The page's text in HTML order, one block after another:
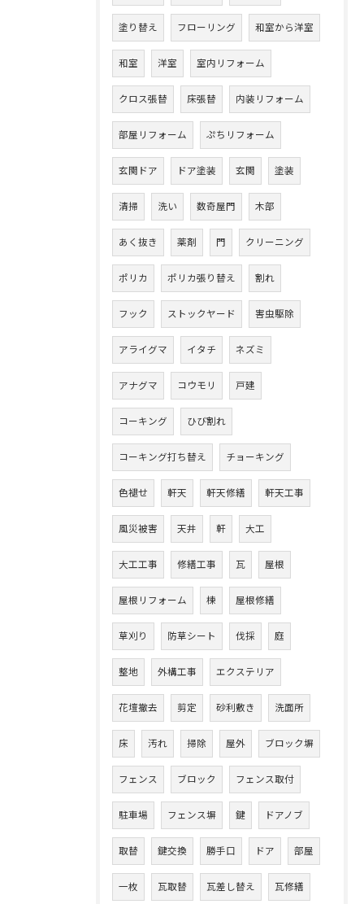
塗り替え フローリング 和室から洋室
和室 洋室 室内リフォーム
クロス張替 床張替 内装リフォーム
部屋リフォーム ぷちリフォーム
玄関ドア ドア塗装 玄関 塗装
清掃 洗い 数奇屋門 木部
あく抜き 薬剤 門 クリーニング
ポリカ ポリカ張り替え 割れ
フック ストックヤード 害虫駆除
アライグマ イタチ ネズミ
アナグマ コウモリ 戸建
コーキング ひび割れ
コーキング打ち替え チョーキング
色褪せ 軒天 軒天修繕 軒天工事
風災被害 天井 軒 大工
大工工事 修繕工事 瓦 屋根
屋根リフォーム 棟 屋根修繕
草刈り 防草シート 伐採 庭
整地 外構工事 エクステリア
花壇撤去 剪定 砂利敷き 洗面所
床 汚れ 掃除 屋外 ブロック塀
フェンス ブロック フェンス取付
駐車場 フェンス塀 鍵 ドアノブ
取替 鍵交換 勝手口 ドア 部屋
一枚 瓦取替 瓦差し替え 瓦修繕